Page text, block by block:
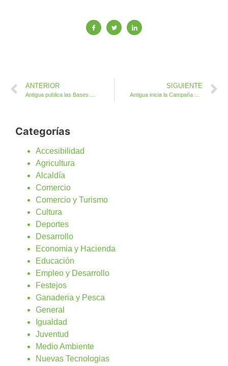
ANTERIOR SIGUIENTE
Categorías
Accesibilidad
Agricultura
Alcaldía
Comercio
Comercio y Turismo
Cultura
Deportes
Desarrollo
Economia y Hacienda
Educación
Empleo y Desarrollo
Festejos
Ganaderia y Pesca
General
Igualdad
Juventud
Medio Ambiente
Nuevas Tecnologias